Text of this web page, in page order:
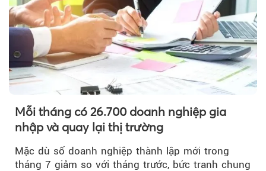
Mỗi tháng có 26.700 doanh nghiệp gia
nhập và quay lại thị trường
Mặc dù số doanh nghiệp thành lập mới trong
tháng 7 giảm so với tháng trước, bức tranh chung